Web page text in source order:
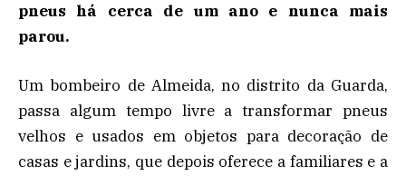
pneus há cerca de um ano e nunca mais
parou.
Um bombeiro de Almeida, no distrito da Guarda,
passa algum tempo livre a transformar pneus
velhos e usados em objetos para decoração de
casas e jardins, que depois oferece a familiares e a